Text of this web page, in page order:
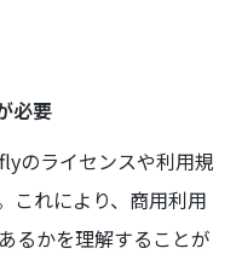
必要
のライセンスや利用規
これにより、商用利用
るかを理解することが